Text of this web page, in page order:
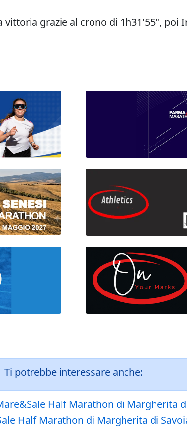
vittoria grazie al crono di 1h31'55", poi
Ti potrebbe interessare anche:
Half Marathon di Margherita
Half Marathon di Margherita di